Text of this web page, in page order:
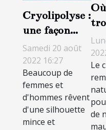
Cryolipolyse :
une façon
moderne de
perdre du
poids sans
douleur ?
Samedi 20 août
2022 16:27
Beaucoup de
femmes et
d'hommes rêvent
d'une silhouette
mince et
Où
Le
de